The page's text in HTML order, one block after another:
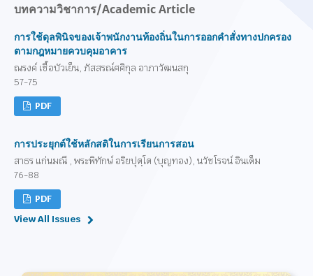
บทความวิชาการ/Academic Article
การใช้ดุลพินิจของเจ้าพนักงานท้องถิ่นในการออกคำสั่งทางปกครอง
ตามกฎหมายควบคุมอาคาร
ณรงค์ เชื้อบัวเย็น, ภัสสรณ์ศศิกุล อาภาวัฒนสกุ
57-75
PDF
การประยุกต์ใช้หลักสติในการเรียนการสอน
สาธร แก่นมณี , พระพิทักษ์ อริยปุตฺโต (บุญทอง), นวัชโรจน์ อินเต็ม
76-88
PDF
View All Issues